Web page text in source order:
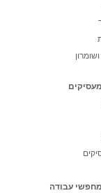
עבודה